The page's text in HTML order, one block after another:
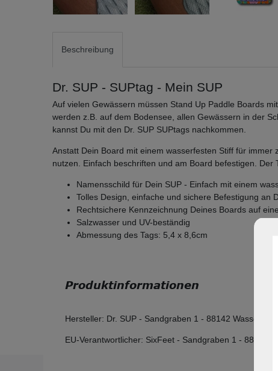
Beschreibung
Dr. SUP - SUPtag - Mein SUP
Auf vielen Gewässern müssen Stand Up Paddle Boards
werden z.B. auf dem Bodensee, allen Gewässern in der
kannst Du mit den Dr. SUP SUPtags nachkommen.
Anstatt Dein Board mit einem wasserfesten Stiff für immer
nutzen. Einfach beschriften und am Board befestigen. Der
Namensschild für Dein SUP - Einfach mit einem
Tolles Design, einfache und sichere Befestigung an
Rechtsichere Kennzeichnung Deines Boards auf
Salzwasser und UV-beständig
Abmessung des Tags: 5,4 x 8,6cm
Produktinformationen
Hersteller: Dr. SUP - Sandgraben 1 - 88142 Wasserburg
EU-Verantwortlicher: SixFeet - Sandgraben 1 - 88142